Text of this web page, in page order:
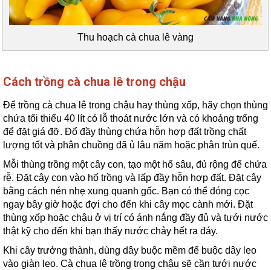
Thu hoạch cà chua lê vàng
Cách trồng cà chua lê trong chậu
Để trồng cà chua lê trong chậu hay thùng xốp, hãy chọn thùng
chứa tối thiểu 40 lít có lỗ thoát nước lớn và có khoảng trống
để đặt giá đỡ. Đổ đầy thùng chứa hỗn hợp đất trồng chất
lượng tốt và phân chuồng đã ủ lâu năm hoặc phân trùn quế.
Mỗi thùng trồng một cây con, tạo một hố sâu, đủ rộng để chứa
rễ. Đặt cây con vào hố trồng và lấp đầy hỗn hợp đất. Đặt cây
bằng cách nén nhẹ xung quanh gốc. Bạn có thể đóng cọc
ngay bây giờ hoặc đợi cho đến khi cây mọc cành mới. Đặt
thùng xốp hoặc chậu ở vị trí có ánh nắng đầy đủ và tưới nước
thật kỹ cho đến khi bạn thấy nước chảy hết ra đáy.
Khi cây trưởng thành, dùng dây buộc mềm để buộc dây leo
vào giàn leo. Cà chua lê trồng trong chậu sẽ cần tưới nước